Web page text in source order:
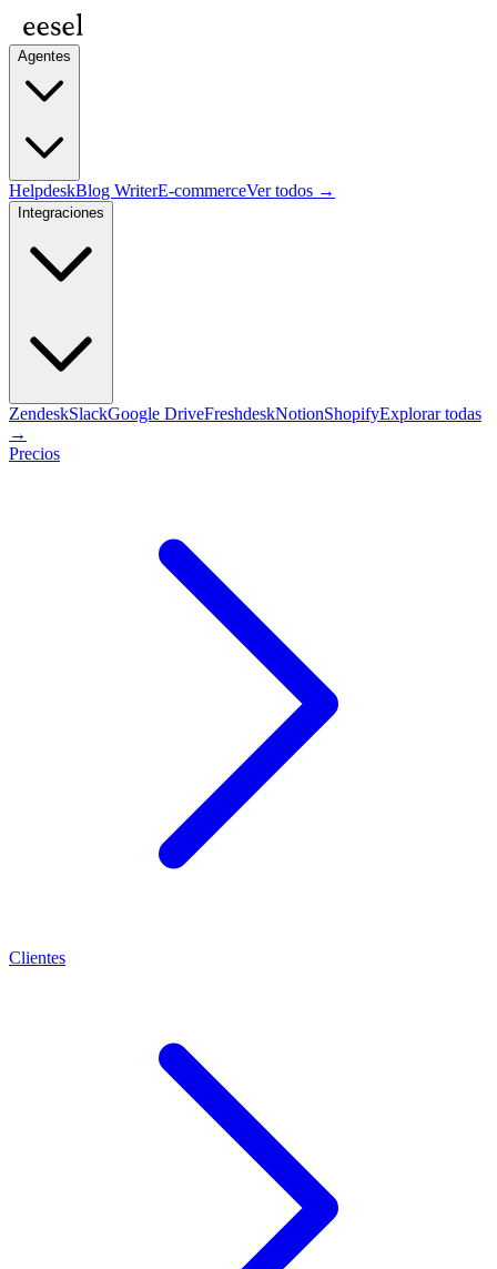
Agentes
HelpdeskBlog WriterE-commerceVer todos →
Integraciones
ZendeskSlackGoogle DriveFreshdeskNotionShopifyExplorar todas
→
Precios
Clientes